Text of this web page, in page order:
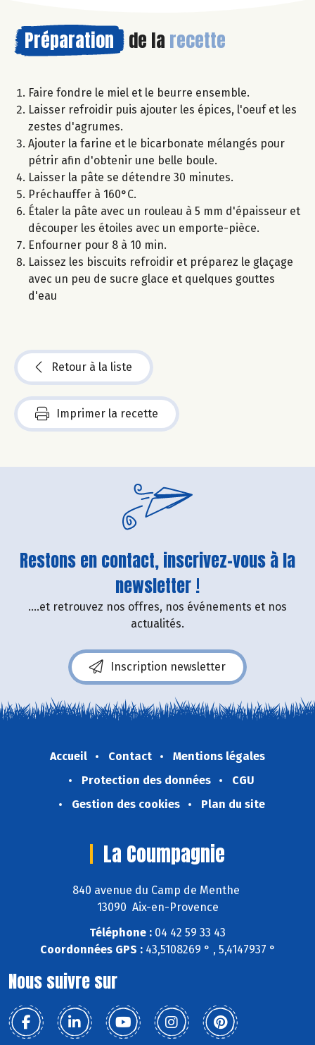
Préparation de la recette
Faire fondre le miel et le beurre ensemble.
Laisser refroidir puis ajouter les épices, l'oeuf et les
zestes d'agrumes.
Ajouter la farine et le bicarbonate mélangés pour
pétrir afin d'obtenir une belle boule.
Laisser la pâte se détendre 30 minutes.
Préchauffer à 160°C.
Étaler la pâte avec un rouleau à 5 mm d'épaisseur et
découper les étoiles avec un emporte-pièce.
Enfourner pour 8 à 10 min.
Laissez les biscuits refroidir et préparez le glaçage
avec un peu de sucre glace et quelques gouttes
d'eau
Retour à la liste
Imprimer la recette
Restons en contact, inscrivez-vous à la
newsletter !
....et retrouvez nos offres, nos événements et nos
actualités.
Inscription newsletter
Accueil Contact
Mentions légales
Protection des données
CGU
Gestion des cookies
Plan du site
La Coumpagnie
840 avenue du Camp de Menthe
13090 Aix-en-Provence
Téléphone : 04 42 59 33 43
Coordonnées GPS :43,5108269 ° , 5,4147937 °
Nous suivre sur